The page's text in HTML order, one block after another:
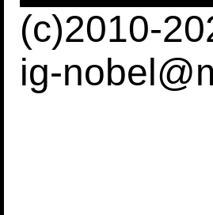
(c)2010-
ig-